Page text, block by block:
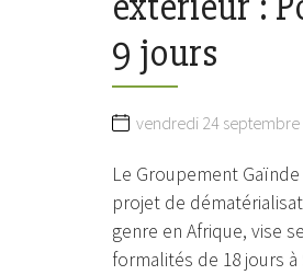
9 jours
vendredi 24 septembre
Le Groupement
projet de
genre en Afrique, vise
formalités de 18 jours